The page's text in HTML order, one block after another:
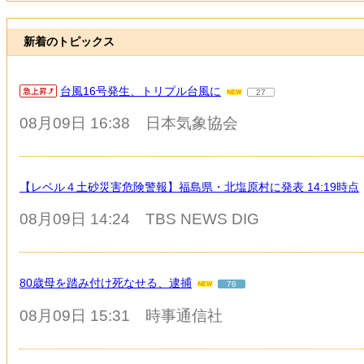
新着のトピックス
台風16号発生、トリプル台風に 27
08月09日 16:38 日本気象協会
【レベル４土砂災害危険警報】福島県・北塩原村に発表 14:19時点
08月09日 14:24 TBS NEWS DIG
80歳母を踏み付け死なせる、逮捕 76
08月09日 15:31 時事通信社